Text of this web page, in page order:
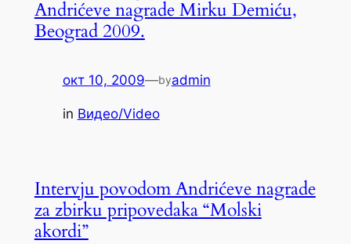
Andrićeve nagrade Mirku Demiću,
Beograd 2009.
окт 10, 2009—byadmin
in Видео/Video
Intervju povodom Andrićeve nagrade
za zbirku pripovedaka “Molski
akordi”